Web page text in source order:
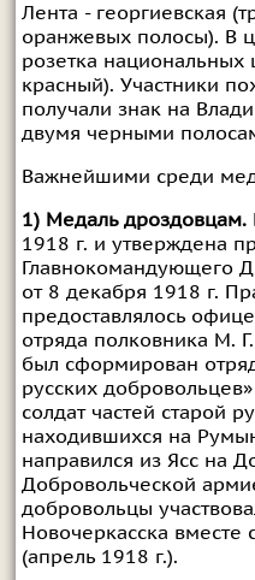
Лента - георгиевская
оранжевых полосы). В
розетка национальных
красный). Участники
получали знак на
двумя черными
Важнейшими среди
1) Медаль дроздовцам.
1918 г. и утверждена
Главнокомандующего
от 8 декабря 1918 г.
предоставлялось
отряда полковника М.
был сформирован
русских
солдат частей старой
находившихся на
направился из Ясс на
Добровольческой
добровольцы
Новочеркасска вместе
(апрель 1918 г.).